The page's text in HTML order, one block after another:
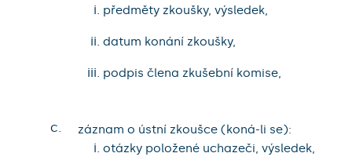
předměty zkoušky, výsledek,
datum konání zkoušky,
podpis člena zkušební komise,
c.
záznam o ústní zkoušce (koná-li se):
otázky položené uchazeči, výsledek,